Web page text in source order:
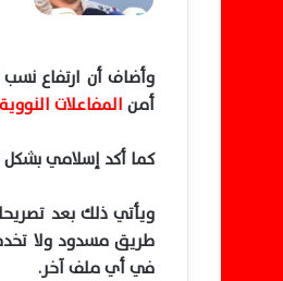
وأضاف أن ارتفاع
أمن المفاعلات النووية
كما أكد إسلامي
ويأتي ذلك بعد
طريق مسدود ولا
في أي ملف آخر.